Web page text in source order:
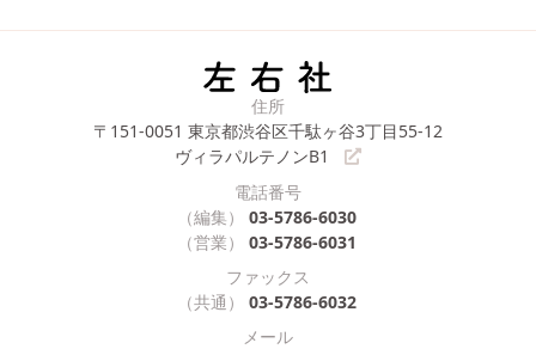
住所
〒151-0051 東京都渋谷区千駄ヶ谷3丁目55-12
ヴィラパルテノンB1
電話番号
（編集）
03-5786-6030
（営業）
03-5786-6031
ファックス
（共通）
03-5786-6032
メール